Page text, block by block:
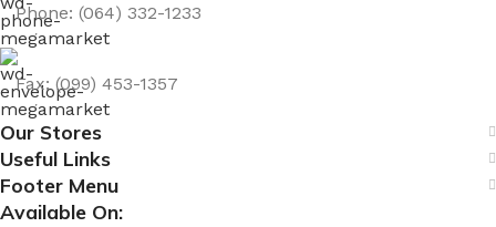
Phone: (064) 332-1233
Fax: (099) 453-1357
Our Stores
Useful Links
Footer Menu
Available On: